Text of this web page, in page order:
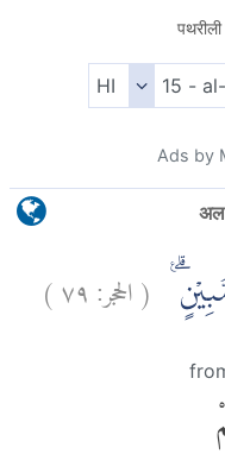
Ads by
अल
(الحجر:٧٩)